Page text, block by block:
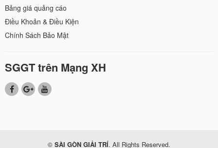
Bảng giá quảng cáo
Điều Khoản & Điều Kiện
Chính Sách Bảo Mật
SGGT trên Mạng XH
© SÀI GÒN GIẢI TRÍ. All Rights Reserved.